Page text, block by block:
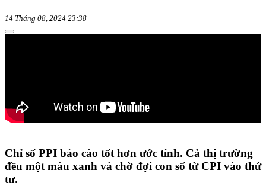
14 Tháng 08, 2024 23:38
Chỉ số PPI báo cáo tốt hơn ước tính. Cả thị trường
đều một màu xanh và chờ đợi con số từ CPI vào thứ
tư.